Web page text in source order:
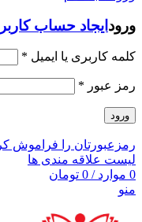
ورود ایجاد حساب
کلمه کاربری یا ایمیل *
رمز عبور *
ورود
رمزعبورتان را فراموش
لیست علاقه مندی ها
0 موارد /
0 تومان
منو